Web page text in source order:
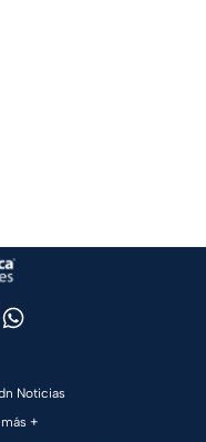
Noticias
+